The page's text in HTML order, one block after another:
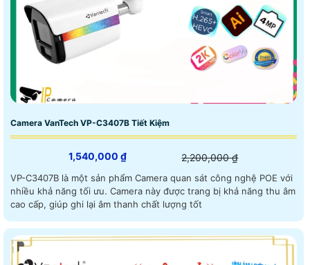
Camera VanTech VP-C3407B Tiết Kiệm
1,540,000 ₫ 2,200,000 ₫
VP-C3407B là một sản phẩm Camera quan sát công nghệ POE với
nhiều khả năng tối ưu. Camera này được trang bị khả năng thu âm
cao cấp, giúp ghi lại âm thanh chất lượng tốt